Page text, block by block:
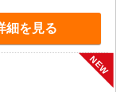
細を見る
NEW